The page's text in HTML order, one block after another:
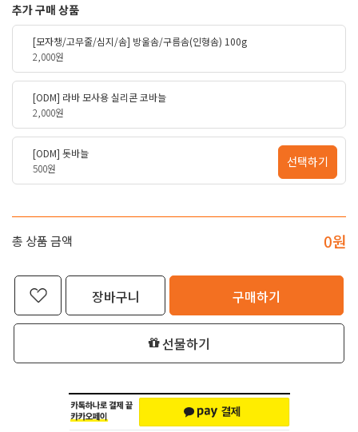
추가 구매 상품
[모자챙/고무줄/심지/솜] 방울솜/구름솜(인형솜) 100g
2,000원
[ODM] 라바 모사용 실리콘 코바늘
2,000원
[ODM] 돗바늘
500원
선택하기
총 상품 금액 0원
장바구니 구매하기
선물하기